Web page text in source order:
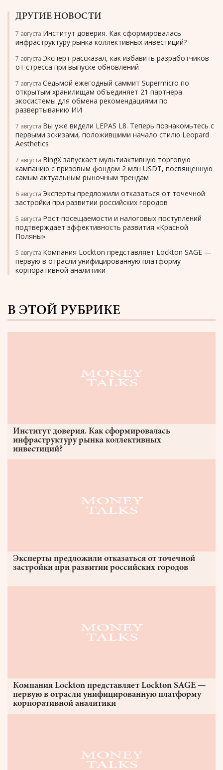
ДРУГИЕ НОВОСТИ
7 августа Институт доверия. Как сформировалась
инфраструктуру рынка коллективных инвестиций?
7 августа Эксперт рассказал, как избавить разработчиков
от стресса при выпуске обновлений
7 августа Седьмой ежегодный саммит Supermicro по
открытым хранилищам объединяет 21 партнера
экосистемы для обмена рекомендациями по
развертыванию ИИ
7 августа Вы уже видели LEPAS L8. Теперь познакомьтесь с
первыми эскизами, положившими начало стилю Leopard
Aesthetics
7 августа BingX запускает мультиактивную торговую
кампанию с призовым фондом 2 млн USDT, посвященную
самым актуальным рыночным трендам
6 августа Эксперты предложили отказаться от точечной
застройки при развитии российских городов
5 августа Рост посещаемости и налоговых поступлений
подтверждает эффективность развития «Красной
Поляны»
5 августа Компания Lockton представляет Lockton SAGE —
первую в отрасли унифицированную платформу
корпоративной аналитики
В ЭТОЙ РУБРИКЕ
Институт доверия. Как сформировалась
инфраструктуру рынка коллективных
инвестиций?
Эксперты предложили отказаться от точечной
застройки при развитии российских городов
Компания Lockton представляет Lockton SAGE —
первую в отрасли унифицированную платформу
корпоративной аналитики